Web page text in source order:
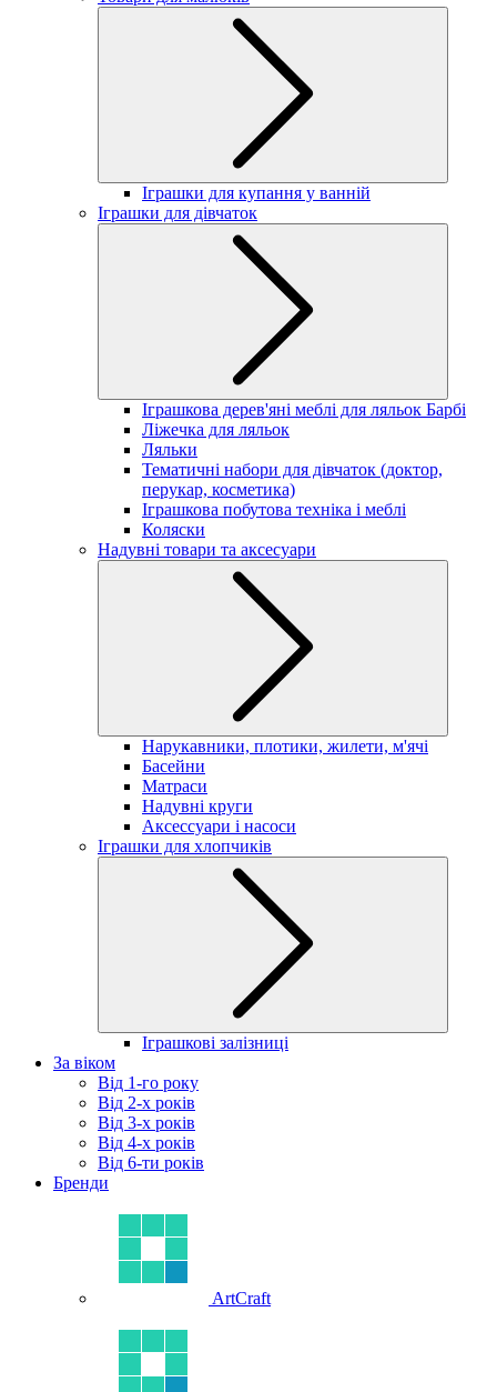
Іграшки для купання у ванній
Іграшки для дівчаток
Іграшкова дерев'яні меблі для ляльок Барбі
Ліжечка для ляльок
Ляльки
Тематичні набори для дівчаток (доктор,
перукар, косметика)
Іграшкова побутова техніка і меблі
Коляски
Надувні товари та аксесуари
Нарукавники, плотики, жилети, м'ячі
Басейни
Матраси
Надувні круги
Аксессуари і насоси
Іграшки для хлопчиків
Іграшкові залізниці
За віком
Від 1-го року
Від 2-х років
Від 3-х років
Від 4-х років
Від 6-ти років
Бренди
ArtCraft